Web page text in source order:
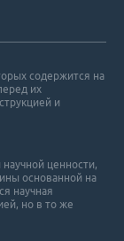
содержится на
их
и
ценности,
основанной на
научная
но в то же